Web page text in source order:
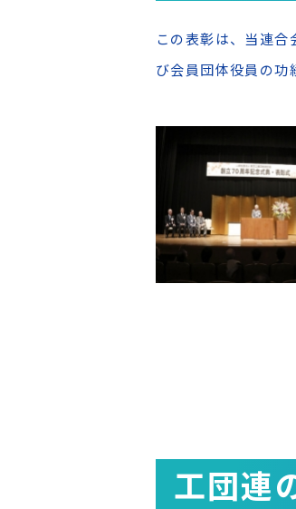
この表彰は、当連
び会員団体役員の功
工団連